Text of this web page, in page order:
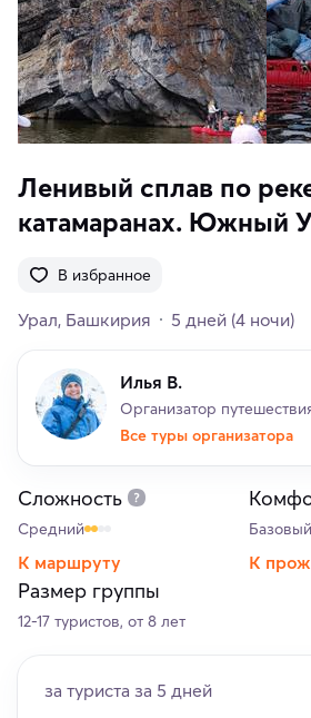
Ленивый сплав по
катамаранах. Южный
В избранное
Урал Башкирия 5 дней (4 ночи)
Илья В.
Организатор
Все туры организатора
Сложность
Средний
К маршруту
Базовый
К
Размер группы
12-17 туристов, от 8 лет
за туриста за 5 дней